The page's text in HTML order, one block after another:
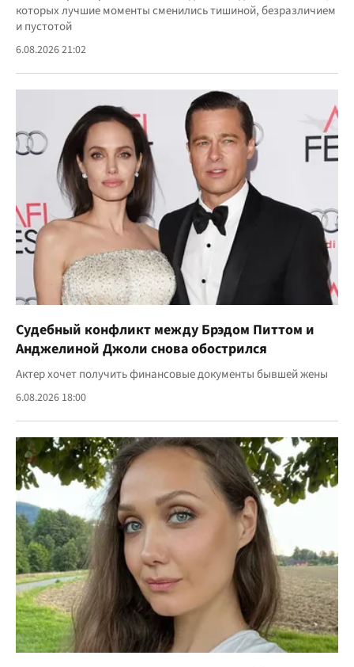
которых лучшие моменты сменились тишиной, безразличием
и пустотой
6.08.2026 21:02
Судебный конфликт между Брэдом Питтом и
Анджелиной Джоли снова обострился
Актер хочет получить финансовые документы бывшей жены
6.08.2026 18:00